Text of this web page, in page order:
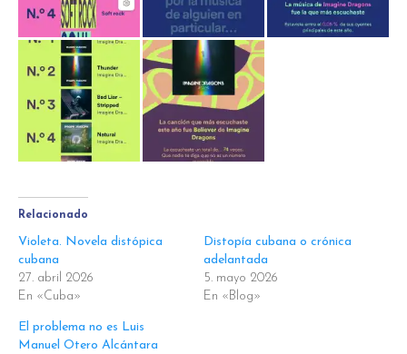
Relacionado
Violeta. Novela distópica
cubana
27. abril 2026
En «Cuba»
Distopía cubana o crónica
adelantada
5. mayo 2026
En «Blog»
El problema no es Luis
Manuel Otero Alcántara